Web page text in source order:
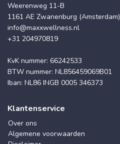
Weerenweg 11-B
1161 AE Zwanenburg (Amsterdam)
info@maxxwellness.nl
+31 204970819
KvK nummer: 66242533
BTW nummer: NL856459069B01
Iban: NL86 INGB 0005 346373
Klantenservice
Over ons
Algemene voorwaarden